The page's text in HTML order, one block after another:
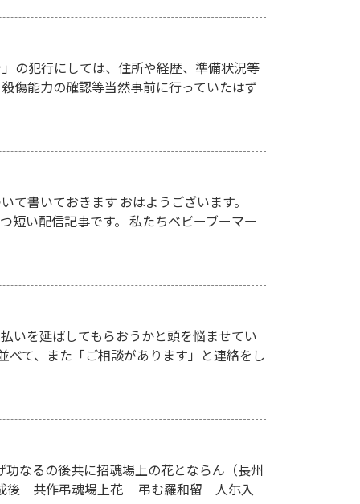
の犯行にしては、住所や経歴、準備状況等
傷能力の確認等当然事前に行っていたはず
書いておきます おはようございます。
短い配信記事です。 私たちベビーブーマー
いを延ばしてもらおうかと頭を悩ませてい
て、また「ご相談があります」と連絡をし
なるの後共に招魂場上の花とならん（長州
後 共作弔魂場上花 弔む羅和留 人尓入